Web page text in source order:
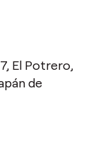
El Potrero,
de